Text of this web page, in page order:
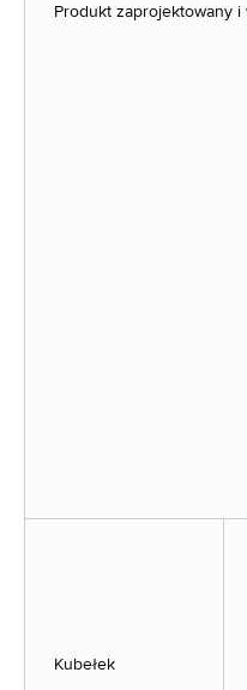
Produkt zaprojektowany
Kubełek